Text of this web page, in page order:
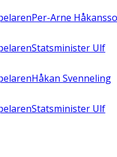
Per-Arne
Statsminister Ulf
Håkan Svenneling
Statsminister Ulf